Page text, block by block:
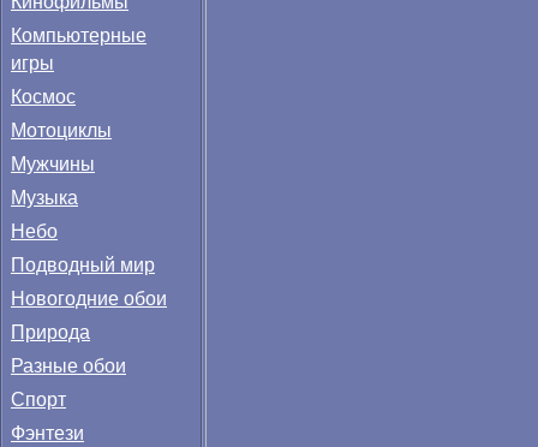
Компьютерные
игры
Космос
Мотоциклы
Мужчины
Музыка
Небо
Подводный мир
Новогодние обои
Природа
Разные обои
Спорт
Фэнтези